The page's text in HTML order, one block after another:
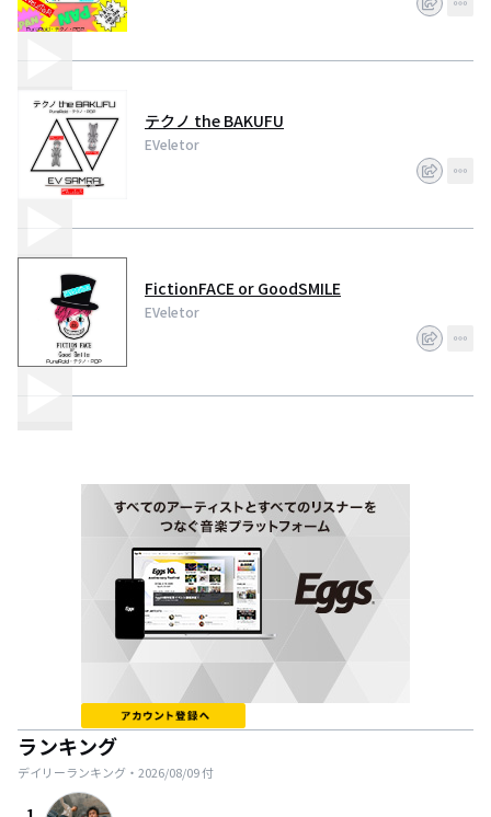
テクノ the BAKUFU
EVeletor
FictionFACE or GoodSMILE
EVeletor
ランキング
デイリーランキング・ 2026/08/09付